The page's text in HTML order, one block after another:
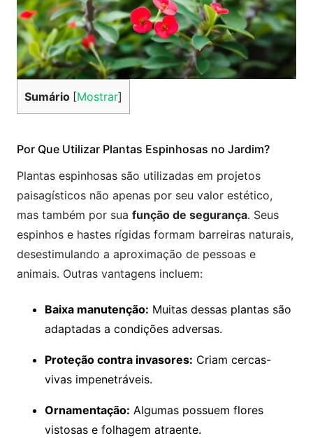
Sumário [Mostrar]
Por Que Utilizar Plantas Espinhosas no Jardim?
Plantas espinhosas são utilizadas em projetos
paisagísticos não apenas por seu valor estético,
mas também por sua função de segurança. Seus
espinhos e hastes rígidas formam barreiras naturais,
desestimulando a aproximação de pessoas e
animais. Outras vantagens incluem:
Baixa manutenção: Muitas dessas plantas são
adaptadas a condições adversas.
Proteção contra invasores: Criam cercas-
vivas impenetráveis.
Ornamentação: Algumas possuem flores
vistosas e folhagem atraente.